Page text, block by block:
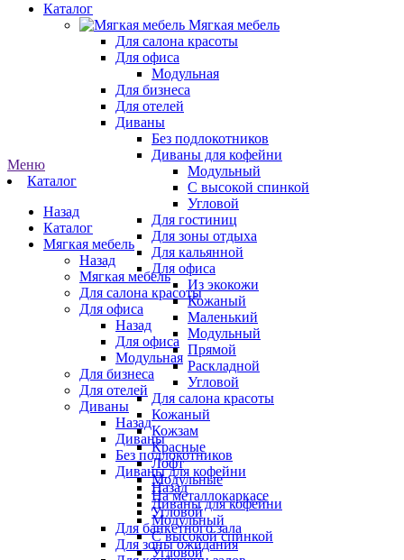
Каталог
Мягкая мебель
Для салона красоты
Для офиса
Модульная
Для бизнеса
Для отелей
Диваны
Без подлокотников
Диваны для кофейни
Модульный
С высокой спинкой
Угловой
Для гостиниц
Для зоны отдыха
Для кальянной
Для офиса
Из экокожи
Кожаный
Маленький
Модульный
Прямой
Раскладной
Угловой
Для салона красоты
Кожаный
Кожзам
Красные
Лофт
Модульные
На металлокаркасе
Угловой
Для банкетного зала
Для зоны ожидания
Меню
Каталог
Назад
Каталог
Мягкая мебель
Назад
Мягкая мебель
Для салона красоты
Для офиса
Назад
Для офиса
Модульная
Для бизнеса
Для отелей
Диваны
Назад
Диваны
Без подлокотников
Диваны для кофейни
Назад
Диваны для кофейни
Модульный
С высокой спинкой
Угловой